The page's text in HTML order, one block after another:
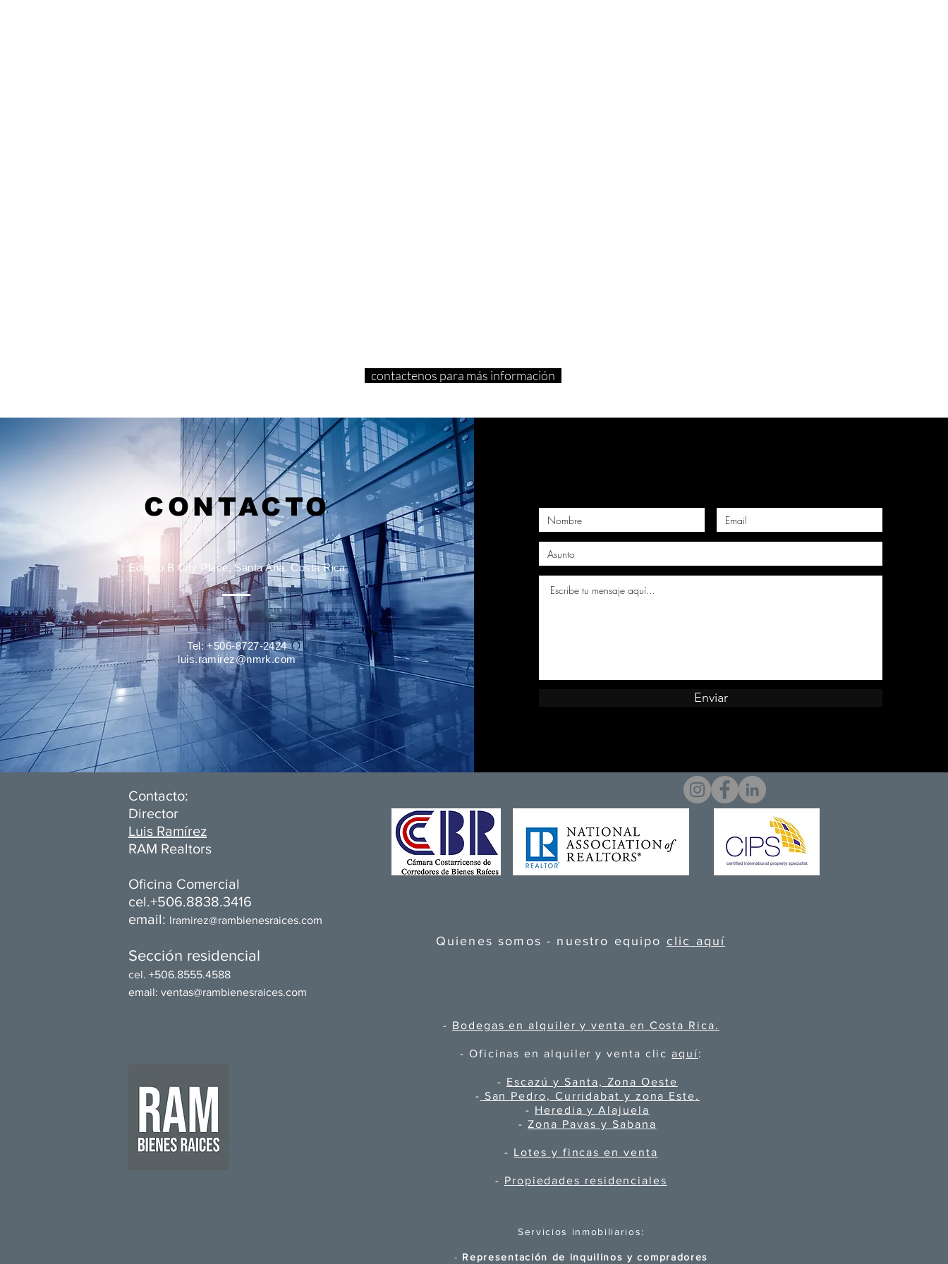
contactenos para más información
CONTACTO
Edificio B City Place, Santa Ana, Costa Rica
Tel: +506-8727-2424
luis.ramirez@nmrk.com
Enviar
Contacto:
Director
Luis Ramírez
RAM Realtors
Oficina Comercial​
cel.+506.8838.3416
email: lramirez@rambienesraices.com
Sección residencial
cel. +506.8555.4588
email: ventas@rambienesraices.com
Quienes somos - nuestro equipo clic aquí
- Bodegas en alquiler y venta en Costa Rica.
- Oficinas en alquiler y venta clicaquí:
- Escazú y Santa, Zona Oeste
- San Pedro, Curridabat y zona Este.
- Heredia y Alajuela
-Zona Pavas y Sabana
- Lotes y fincas en venta
- Propiedades residenciales
Servicios inmobiliarios:
- Representación de inquilinos y compradores